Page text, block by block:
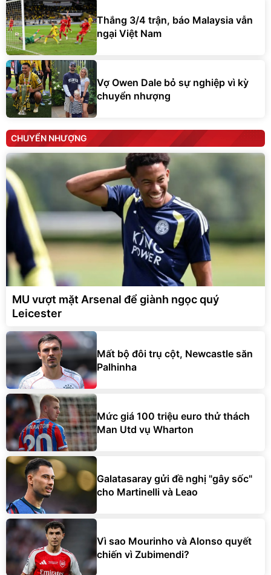
Thắng 3/4 trận, báo Malaysia vẫn
ngại Việt Nam
Vợ Owen Dale bỏ sự nghiệp vì kỳ
chuyển nhượng
CHUYỂN NHƯỢNG
MU vượt mặt Arsenal để giành ngọc quý
Leicester
Mất bộ đôi trụ cột, Newcastle săn
Palhinha
Mức giá 100 triệu euro thử thách
Man Utd vụ Wharton
Galatasaray gửi đề nghị "gây sốc"
cho Martinelli và Leao
Vì sao Mourinho và Alonso quyết
chiến vì Zubimendi?